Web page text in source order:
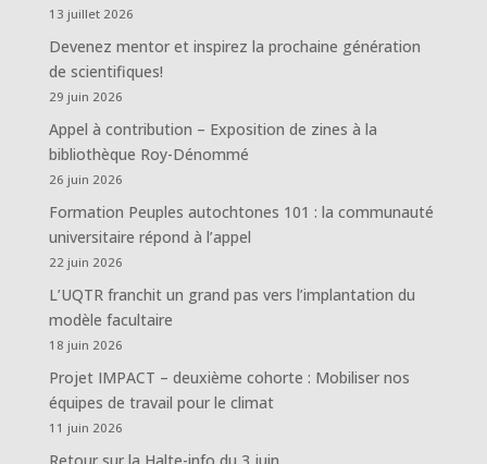
13 juillet 2026
Devenez mentor et inspirez la prochaine génération
de scientifiques!
29 juin 2026
Appel à contribution – Exposition de zines à la
bibliothèque Roy-Dénommé
26 juin 2026
Formation Peuples autochtones 101 : la communauté
universitaire répond à l’appel
22 juin 2026
L’UQTR franchit un grand pas vers l’implantation du
modèle facultaire
18 juin 2026
Projet IMPACT – deuxième cohorte : Mobiliser nos
équipes de travail pour le climat
11 juin 2026
Retour sur la Halte-info du 3 juin